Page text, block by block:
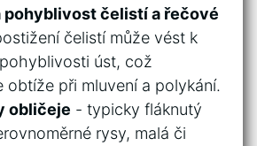
⁤pohyblivost čelistí a ⁤řečové​
čelistí může vést k
úst, ⁢což
obtíže při mluvení a polykání.
obličeje -‍ typicky ​fláknutý
rysy, malá či